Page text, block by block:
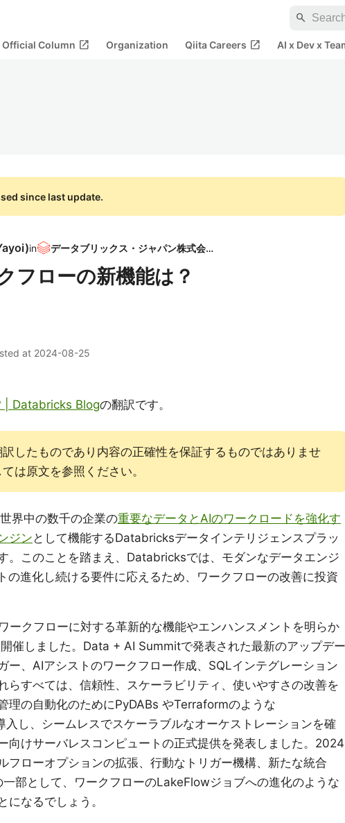
search
Official Column open_in_new Organization Qiita Careers open_in_new AI x Dev x
since last update.
)in データブリックス・ジャパン株式会社
フローの新機能は？
at 2024-08-25
| Databricks Blogの翻訳です。
したものであり内容の正確性を保証するものではありませ
は原文を参照ください。
界中の数千の企業の重要なデータとAIのワークロードを強化す
ジン として機能するDatabricksデータインテリジェンスプラッ
。このことを踏まえ、Databricksでは、モダンなデータエンジ
の進化し続ける要件に応えるため、ワークフローの改善に投資
ークフローに対する革新的な機能やエンハンスメントを明らか
催しました。Data + AI Summitで発表された最新のアップデー
ー、AIアシストのワークフロー作成、SQLインテグレーション
らすべては、信頼性、スケーラビリティ、使いやすさの改善を
理の自動化のためにPyDABs やTerraformのような
し、シームレスでスケーラブルなオーケストレーションを確
向けサーバレスコンピュートの正式提供を発表しました。2024
フローオプションの拡張、行動なトリガー機構、新たな統合
部として、ワークフローのLakeFlowジョブへの進化のような
になるでしょう。